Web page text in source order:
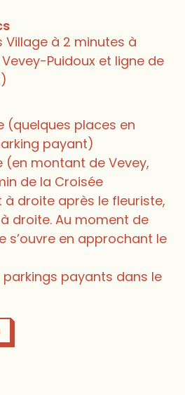
Village à 2 minutes à
Vevey-Puidoux et ligne de
(quelques places en
payant)
(en montant de Vevey,
de la Croisée
droite après le fleuriste,
droite. Au moment de
s’ouvre en approchant le
parkings payants dans le